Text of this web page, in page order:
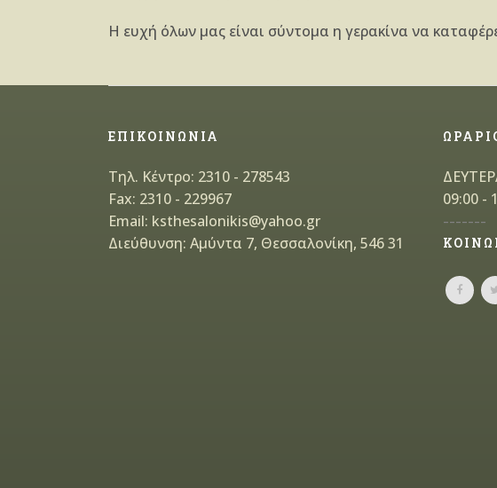
Η ευχή όλων μας είναι σύντομα η γερακίνα να
ΕΠΙΚΟΙΝΩΝΙΑ
Τηλ. Κέντρο: 2310 - 278543
Fax: 2310 - 229967
Email: ksthesalonikis@yahoo.gr
Διεύθυνση: Αμύντα 7, Θεσσαλονίκη, 546 31
09:00 -
-------